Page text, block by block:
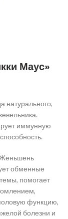
Маус»
натурального,
иммунную
Женьшень
обменные
помогает
функцию,
болезни и